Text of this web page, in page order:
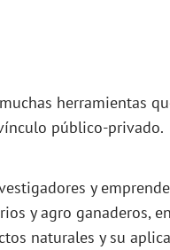
herramientas
público-privado.
y
y agro ganaderos,
naturales y su